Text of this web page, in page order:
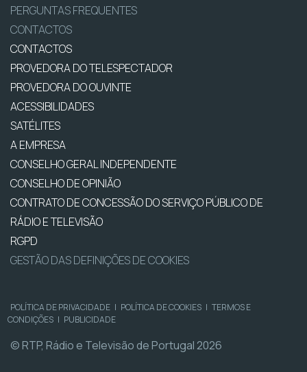
PERGUNTAS FREQUENTES
CONTACTOS
CONTACTOS
PROVEDORA DO TELESPECTADOR
PROVEDORA DO OUVINTE
ACESSIBILIDADES
SATÉLITES
A EMPRESA
CONSELHO GERAL INDEPENDENTE
CONSELHO DE OPINIÃO
CONTRATO DE CONCESSÃO DO SERVIÇO PÚBLICO DE
RÁDIO E TELEVISÃO
RGPD
GESTÃO DAS DEFINIÇÕES DE COOKIES
POLÍTICA DE PRIVACIDADE | POLÍTICA DE COOKIES | TERMOS E
CONDIÇÕES | PUBLICIDADE
© RTP, Rádio e Televisão de Portugal 2026